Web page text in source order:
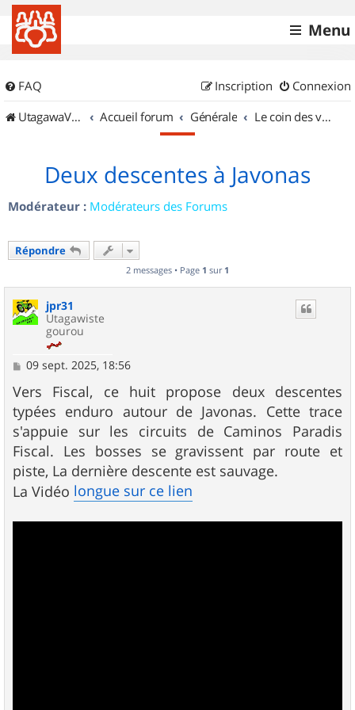
Menu
FAQ Connexion
Inscription
UtagawaVTT (Randos VTT et VTTAE avec traces GPS)
Accueil forum Générale Le coin des vidéastes
Deux descentes à Javonas
Modérateur : Modérateurs des Forums
Répondre
2 messages • Page 1 sur 1
jpr31
Utagawiste
gourou
M
s
s
a
g
e
09 sept. 2025, 18:56
Vers Fiscal, ce huit propose deux descentes
typées enduro autour de Javonas. Cette trace
s'appuie sur les circuits de Caminos Paradis
Fiscal. Les bosses se gravissent par route et
piste, La dernière descente est sauvage.
La Vidéo longue sur ce lien